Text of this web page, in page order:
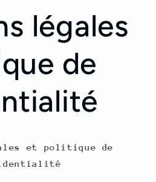
légales
de
et politique de